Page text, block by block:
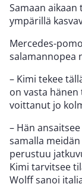
Samaan aikaan
ympärillä
Mercedes-
salamannopea
– Kimi tekee
on vasta hänen
voittanut jo
– Hän
samalla
perustuu
Kimi tarvitsee
Wolff sanoi